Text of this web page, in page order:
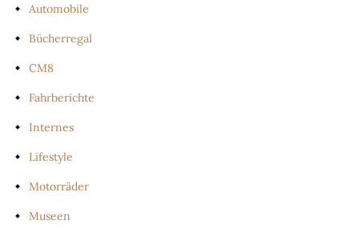
Automobile
Bücherregal
CM8
Fahrberichte
Internes
Lifestyle
Motorräder
Museen